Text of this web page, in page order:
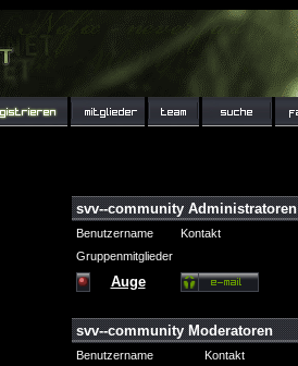
svv--community Administratoren
Benutzername
Kontakt
Gruppenmitglieder
Auge
svv--community Moderatoren
Benutzername
Kontakt